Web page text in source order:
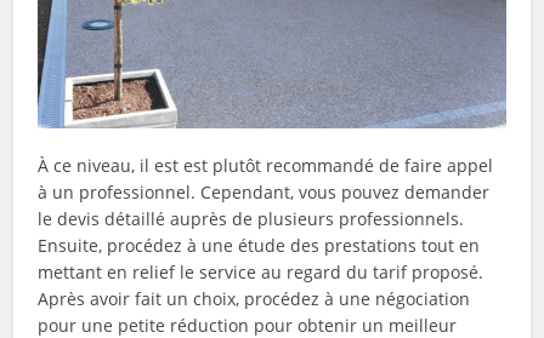
À ce niveau, il est est plutôt recommandé de faire appel
à un professionnel. Cependant, vous pouvez demander
le devis détaillé auprès de plusieurs professionnels.
Ensuite, procédez à une étude des prestations tout en
mettant en relief le service au regard du tarif proposé.
Après avoir fait un choix, procédez à une négociation
pour une petite réduction pour obtenir un meilleur